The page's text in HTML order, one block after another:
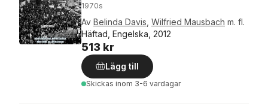
1970s
Av Belinda Davis Wilfried Mausbach m. fl.
Häftad, Engelska, 2012
513 kr
Lägg till
Skickas inom 3-6 vardagar